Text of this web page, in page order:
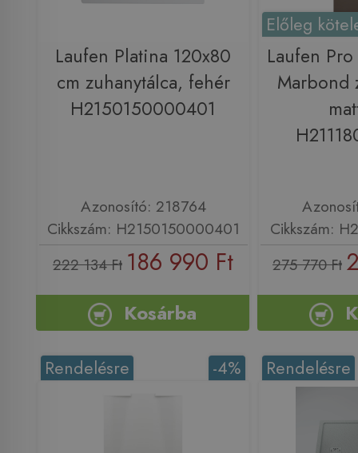
Laufen Platina 120x80
cm zuhanytálca, fehér
H2150150000401
Azonosító: 218764
Cikkszám: H2150150000401
222 134 Ft 186 990 Ft
Kosárba
Előleg
Laufen
Marbond
Cikkszám:
275 770 Ft
-4%
Rendelésre Rendelésre